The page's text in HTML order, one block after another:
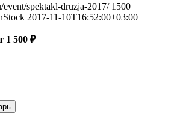
event/spektakl-druzja-2017/ 1500
2017-11-10T16:52:00+03:00
1 500 ₽